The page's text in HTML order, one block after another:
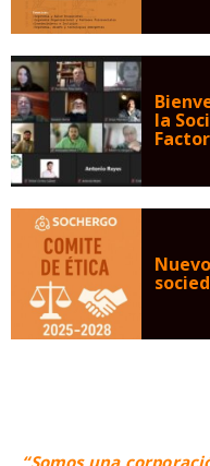
la
“Somos una